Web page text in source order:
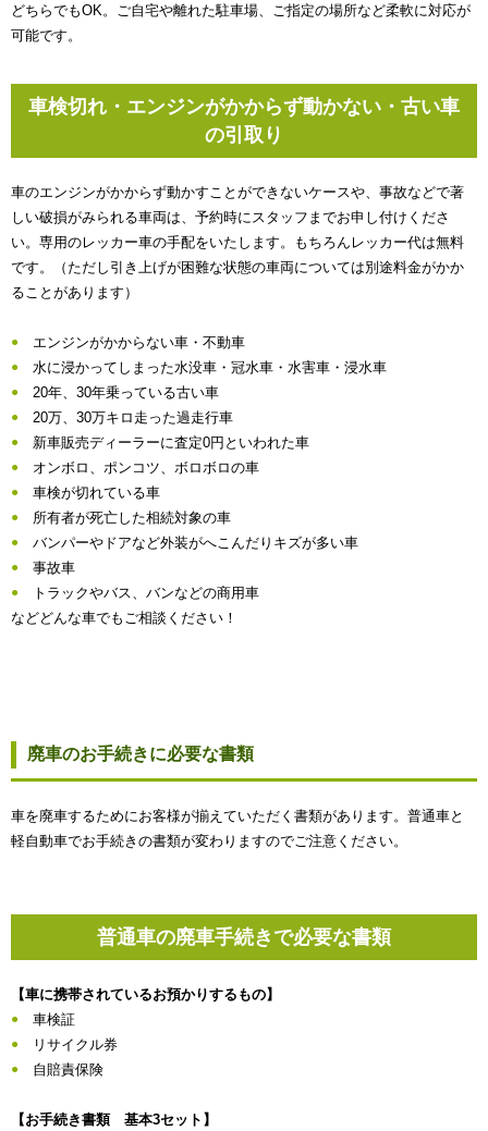
どちらでもOK。ご自宅や離れた駐車場、ご指定の場所など柔軟に対応が
可能です。
車検切れ・エンジンがかからず動かない・古い車
の引取り
車のエンジンがかからず動かすことができないケースや、事故などで著
しい破損がみられる車両は、予約時にスタッフまでお申し付けくださ
い。専用のレッカー車の手配をいたします。もちろんレッカー代は無料
です。（ただし引き上げが困難な状態の車両については別途料金がかか
ることがあります）
エンジンがかからない車・不動車
水に浸かってしまった水没車・冠水車・水害車・浸水車
20年、30年乗っている古い車
20万、30万キロ走った過走行車
新車販売ディーラーに査定0円といわれた車
オンボロ、ポンコツ、ボロボロの車
車検が切れている車
所有者が死亡した相続対象の車
バンパーやドアなど外装がへこんだりキズが多い車
事故車
トラックやバス、バンなどの商用車
などどんな車でもご相談ください！
廃車のお手続きに必要な書類
車を廃車するためにお客様が揃えていただく書類があります。普通車と
軽自動車でお手続きの書類が変わりますのでご注意ください。
普通車の廃車手続きで必要な書類
【車に携帯されているお預かりするもの】
車検証
リサイクル券
自賠責保険
【お手続き書類 基本3セット】